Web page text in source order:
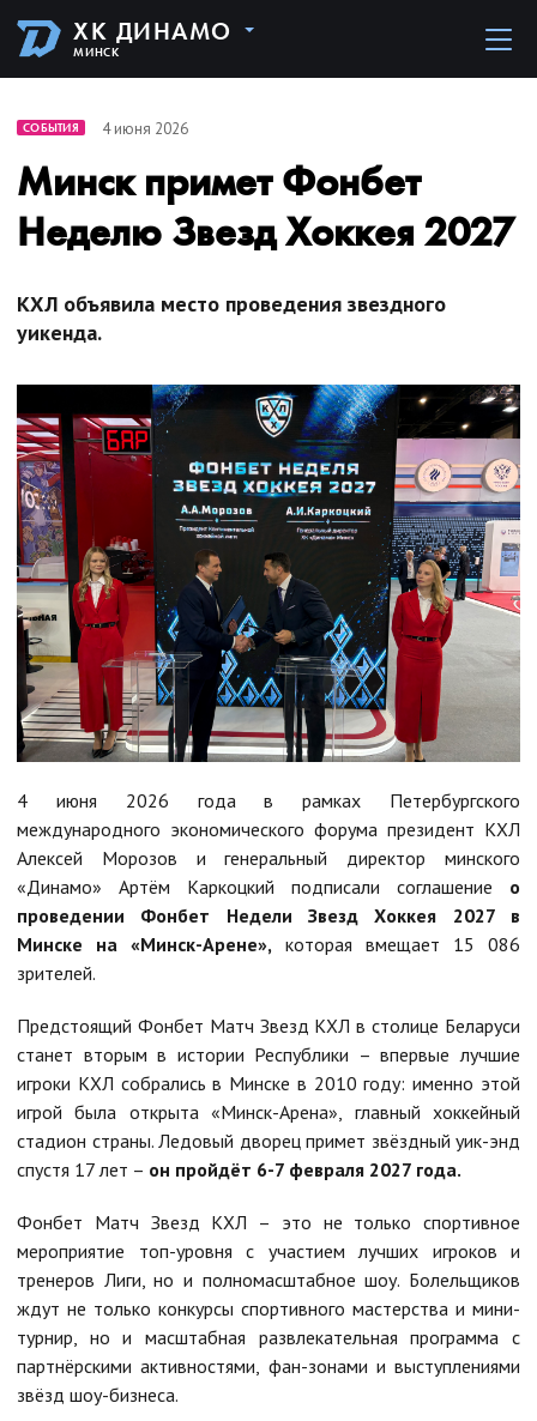
ХК ДИНАМО
МИНСК
СОБЫТИЯ 4 июня 2026
Минск примет Фонбет
Неделю Звезд Хоккея 2027
КХЛ объявила место проведения звездного
уикенда.
4 июня 2026 года в рамках Петербургского
международного экономического форума президент КХЛ
Алексей Морозов и генеральный директор минского
«Динамо» Артём Каркоцкий подписали соглашение о
проведении Фонбет Недели Звезд Хоккея 2027 в
Минске на «Минск-Арене», которая вмещает 15 086
зрителей.
Предстоящий Фонбет Матч Звезд КХЛ в столице Беларуси
станет вторым в истории Республики – впервые лучшие
игроки КХЛ собрались в Минске в 2010 году: именно этой
игрой была открыта «Минск-Арена», главный хоккейный
стадион страны. Ледовый дворец примет звёздный уик-энд
спустя 17 лет – он пройдёт 6-7 февраля 2027 года.
Фонбет Матч Звезд КХЛ – это не только спортивное
мероприятие топ-уровня с участием лучших игроков и
тренеров Лиги, но и полномасштабное шоу. Болельщиков
ждут не только конкурсы спортивного мастерства и мини-
турнир, но и масштабная развлекательная программа с
партнёрскими активностями, фан-зонами и выступлениями
звёзд шоу-бизнеса.